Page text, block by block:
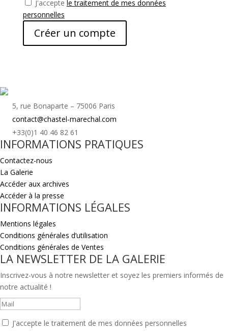
J'accepte le traitement de mes données
personnelles
Créer un compte
5, rue Bonaparte – 75006 Paris
contact@chastel-marechal.com
+33(0)1 40 46 82 61
INFORMATIONS PRATIQUES
Contactez-nous
La Galerie
Accéder aux archives
Accéder à la presse
INFORMATIONS LÉGALES
Mentions légales
Conditions générales d’utilisation
Conditions générales de Ventes
LA NEWSLETTER DE LA GALERIE
Inscrivez-vous à notre newsletter et soyez les premiers informés de
notre actualité !
J'accepte le traitement de mes données personnelles